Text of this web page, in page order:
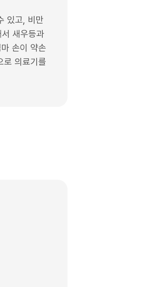
있고, 비만
새우등과
손이 약손
로 의료기를